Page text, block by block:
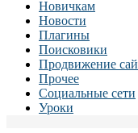
Новичкам
Новости
Плагины
Поисковики
Продвижение
Прочее
Социальные сети
Уроки